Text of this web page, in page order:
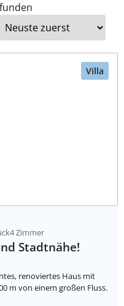
Villa
4 Zimmer
Stadtnähe!
renoviertes Haus mit
m von einem großen Fluss.